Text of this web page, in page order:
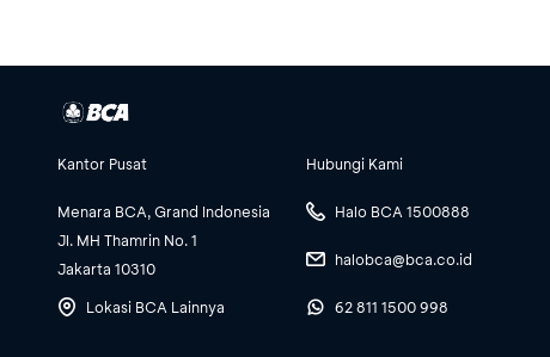
Kantor Pusat
Menara BCA, Grand Indonesia
Jl. MH Thamrin No. 1
Jakarta 10310
Lokasi BCA Lainnya
Hubungi Kami
Halo BCA 1500888
halobca@bca.co.id
62 811 1500 998